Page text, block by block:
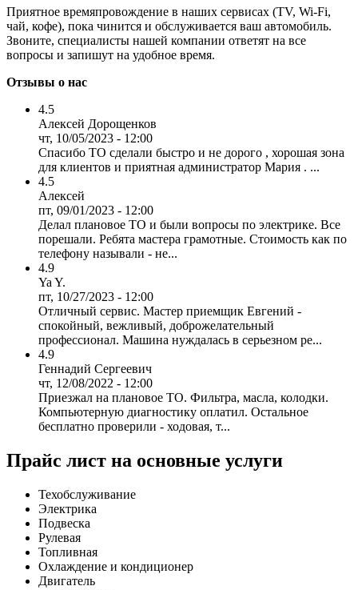
Приятное времяпровождение в наших сервисах (TV, Wi-Fi,
чай, кофе), пока чинится и обслуживается ваш автомобиль.
Звоните, специалисты нашей компании ответят на все
вопросы и запишут на удобное время.
Отзывы о нас
4.5
Алексей Дорощенков
чт, 10/05/2023 - 12:00
Спасибо ТО сделали быстро и не дорого , хорошая зона
для клиентов и приятная администратор Мария . ...
4.5
Алексей
пт, 09/01/2023 - 12:00
Делал плановое ТО и были вопросы по электрике. Все
порешали. Ребята мастера грамотные. Стоимость как по
телефону называли - не...
4.9
Ya Y.
пт, 10/27/2023 - 12:00
Отличный сервис. Мастер приемщик Евгений -
спокойный, вежливый, доброжелательный
профессионал. Машина нуждалась в серьезном ре...
4.9
Геннадий Сергеевич
чт, 12/08/2022 - 12:00
Приезжал на плановое ТО. Фильтра, масла, колодки.
Компьютерную диагностику оплатил. Остальное
бесплатно проверили - ходовая, т...
Прайс лист на основные услуги
Техобслуживание
Электрика
Подвеска
Рулевая
Топливная
Охлаждение и кондиционер
Двигатель